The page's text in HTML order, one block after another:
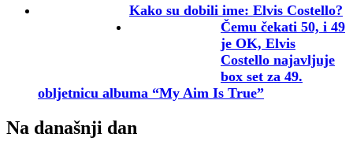
Kako su dobili ime: Elvis Costello?
Čemu čekati 50, i 49
je OK, Elvis
Costello najavljuje
box set za 49.
obljetnicu albuma “My Aim Is True”
Na današnji dan